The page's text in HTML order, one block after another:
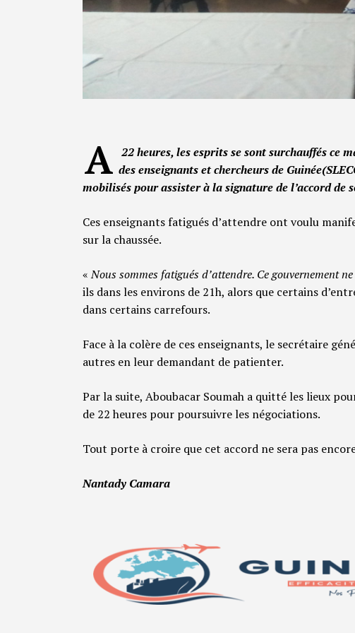
A 22 heures, les esprits se sont surchauffés ce
des enseignants et chercheurs de
mobilisés pour assister à la signature de l’accord de
Ces enseignants fatigués d’attendre ont voulu
sur la chaussée.
«Nous sommes fatigués d’attendre. Ce gouvernement
ils dans les environs de 21h, alors que certains
dans certains carrefours.
Face à la colère de ces enseignants, le secrétaire
autres en leur demandant de patienter.
Par la suite, Aboubacar Soumah a quitté les lieux
de 22 heures pour poursuivre les négociations.
Tout porte à croire que cet accord ne sera pas
Nantady Camara